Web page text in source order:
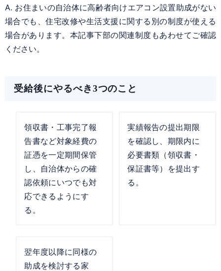
A. お住まいの自治体に高齢者向けエアコン設置助成がない
場合でも、住宅改修や生活支援に関する別の制度が使える
場合があります。本記事下部の関連制度もあわせてご確認
ください。
受給後にやるべき3つのこと
領収書・工事完了報
告書など対象経費の
証憑を一定期間保管
し、自治体からの確
認依頼にいつでも対
応できるようにす
る。
実績報告の提出期限
を確認し、期限内に
必要書類（領収書・
保証書等）を提出す
る。
翌年度以降に同様の
助成を検討する家